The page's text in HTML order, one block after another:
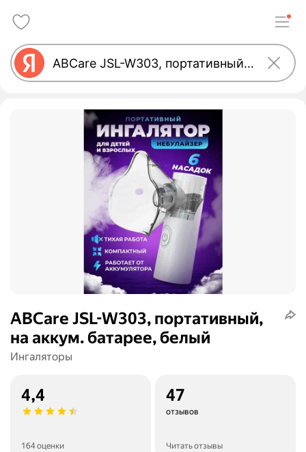
ABCare JSL-W303, портативный,
на аккум. батарее, белый
Ингаляторы
4,4
164 оценки
47
отзывов
Читать отзывы